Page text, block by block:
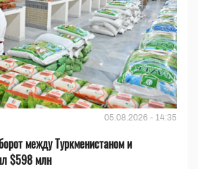
05.08.2026 - 14:35
между Туркменистаном и
$598 млн